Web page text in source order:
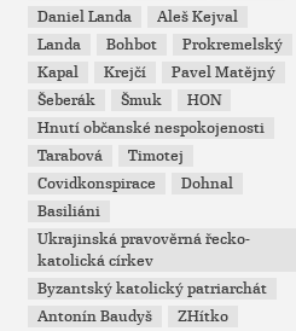
Daniel Landa
Aleš Kejval
Landa
Bohbot
Prokremelský
Kapal
Krejčí
Pavel Matějný
Šeberák
Šmuk
HON
Hnutí občanské nespokojenosti
Tarabová
Timotej
Covidkonspirace
Dohnal
Basiliáni
Ukrajinská pravověrná řecko-
katolická církev
Byzantský katolický patriarchát
Antonín Baudyš
ZHítko